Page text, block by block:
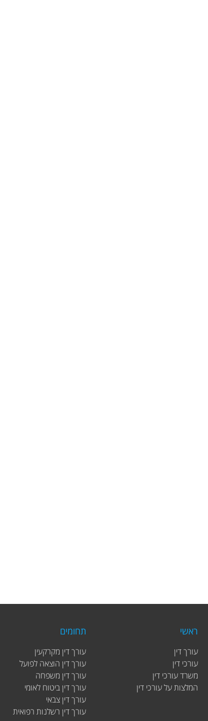
ראשי
עורך דין
עורכי דין
משרד עורכי דין
המלצות על עורכי דין
תחומים
עורך דין מקרקעין
עורך דין הוצאה לפועל
עורך דין משפחה
עורך דין ביטוח לאומי
עורך דין צבאי
עורך דין רשלנות רפואית